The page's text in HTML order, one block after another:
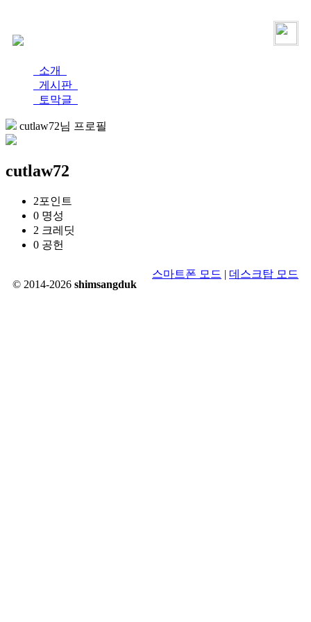
소개
게시판
토막글
cutlaw72님 프로필
cutlaw72
2포인트
0 명성
2 크레딧
0 공헌
© 2014-2026 shimsangduk
스마트폰 모드 | 데스크탑 모드